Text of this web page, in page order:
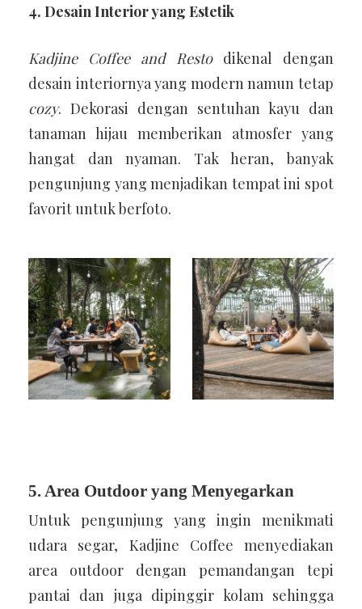
4. Desain Interior yang Estetik
Kadjine Coffee and Restodikenal dengan
desain interiornya yang modern namun tetap
cozy. Dekorasi dengan sentuhan kayu dan
tanaman hijau memberikan atmosfer yang
hangat dan nyaman. Tak heran, banyak
pengunjung yang menjadikan tempat ini spot
favorit untuk berfoto.
5. Area Outdoor yang Menyegarkan
Untuk pengunjung yang ingin menikmati
udara segar, Kadjine Coffee menyediakan
area outdoor dengan pemandangan tepi
pantai dan juga dipinggir kolam sehingga